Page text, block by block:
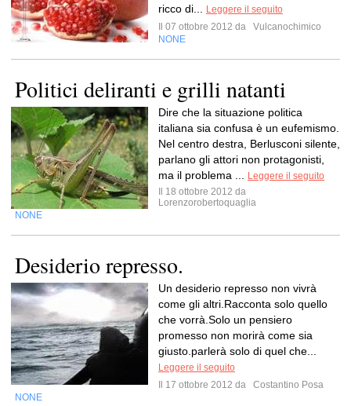
ricco di...
Leggere il seguito
Il 07 ottobre 2012 da
Vulcanochimico
NONE
Politici deliranti e grilli natanti
Dire che la situazione politica
italiana sia confusa è un eufemismo.
Nel centro destra, Berlusconi silente,
parlano gli attori non protagonisti,
ma il problema ...
Leggere il seguito
Il 18 ottobre 2012 da
Lorenzorobertoquaglia
NONE
Desiderio represso.
Un desiderio represso non vivrà
come gli altri.Racconta solo quello
che vorrà.Solo un pensiero
promesso non morirà come sia
giusto.parlerà solo di quel che...
Leggere il seguito
Il 17 ottobre 2012 da
Costantino Posa
NONE